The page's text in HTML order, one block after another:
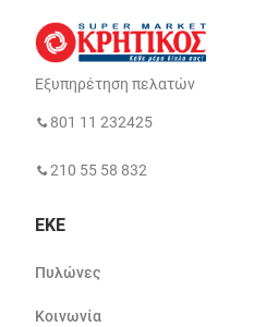
Εξυπηρέτηση πελατών
801 11 232425
210 55 58 832
ΕΚΕ
Πυλώνες
Κοινωνία